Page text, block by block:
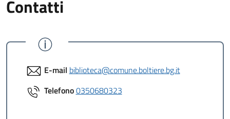
Contatti
E-mail biblioteca@comune.boltiere.bg.it
Telefono0350680323